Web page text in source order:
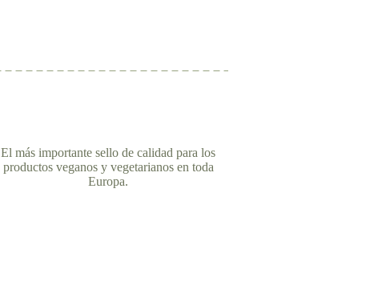
El más importante sello de calidad para los
productos veganos y vegetarianos en toda
Europa.